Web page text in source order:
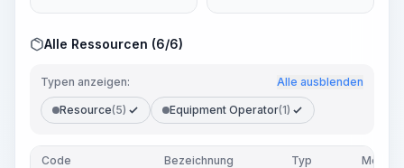
Alle Ressourcen (6/6)
Typen anzeigen: Alle ausblenden
Resource(5) Equipment Operator(1)
Code Bezeichnung Typ Menge